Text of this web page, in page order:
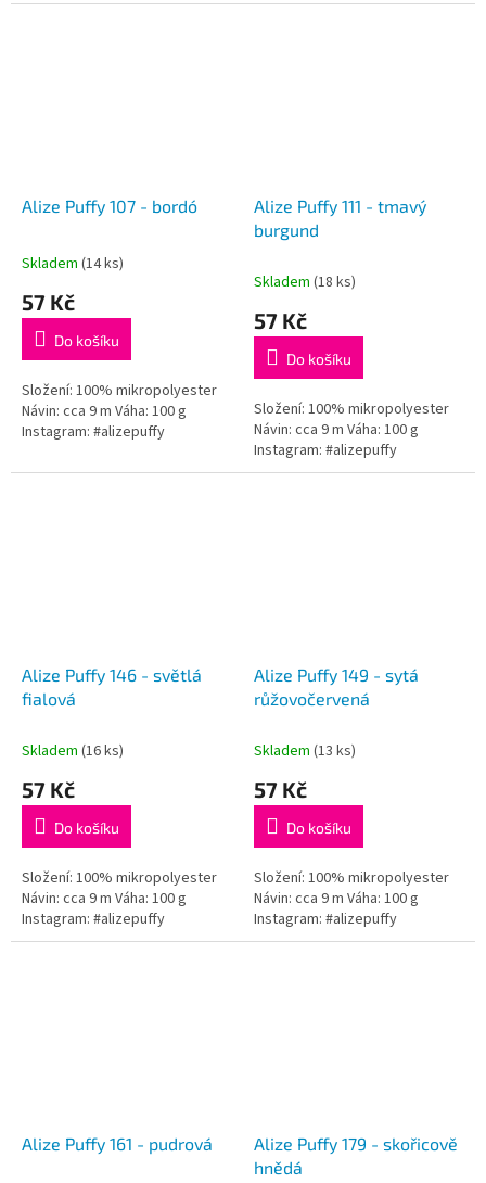
Alize Puffy 107 - bordó
Průměrné
produktu
5,0
5
hvězdiček.
Skladem (14 ks)
57 Kč
Do košíku
Složení: 100% mikropolyester
Návin: cca 9 m Váha: 100 g
Instagram: #alizepuffy
Alize Puffy 111 - tmavý
burgund
Skladem (18 ks)
57 Kč
Do košíku
Složení: 100% mikropolyester
Návin: cca 9 m Váha: 100 g
Instagram: #alizepuffy
Alize Puffy 146 - světlá
fialová
Skladem (16 ks)
57 Kč
Do košíku
Složení: 100% mikropolyester
Návin: cca 9 m Váha: 100 g
Instagram: #alizepuffy
Alize Puffy 149 - sytá
růžovočervená
Skladem (13 ks)
57 Kč
Do košíku
Složení: 100% mikropolyester
Návin: cca 9 m Váha: 100 g
Instagram: #alizepuffy
Alize Puffy 161 - pudrová
Alize Puffy 179 - skořicově
hnědá